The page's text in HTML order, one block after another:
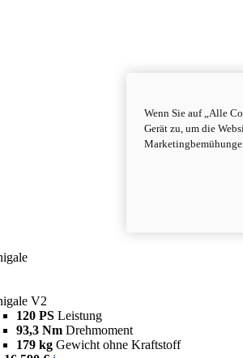
V2
120 PS Leistung
93,3 Nm Drehmoment
179 kg Gewicht ohne Kraftstoff
Wenn Sie auf „Alle
Gerät zu, um die